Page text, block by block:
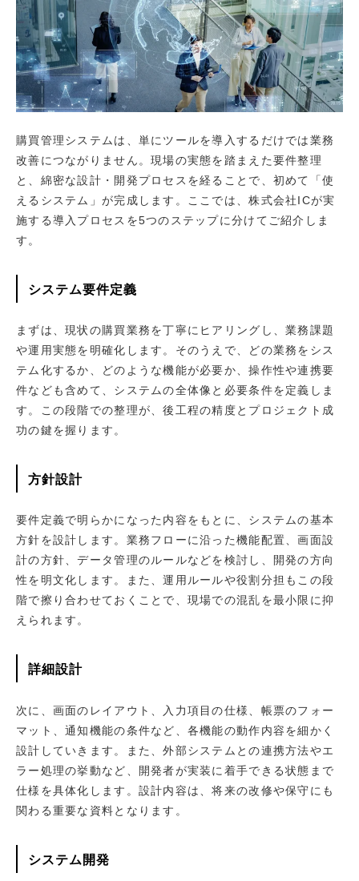
購買管理システムは、単にツールを導入するだけでは業務
改善につながりません。現場の実態を踏まえた要件整理
と、綿密な設計・開発プロセスを経ることで、初めて「使
えるシステム」が完成します。ここでは、株式会社ICが実
施する導入プロセスを5つのステップに分けてご紹介しま
す。
システム要件定義
まずは、現状の購買業務を丁寧にヒアリングし、業務課題
や運用実態を明確化します。そのうえで、どの業務をシス
テム化するか、どのような機能が必要か、操作性や連携要
件なども含めて、システムの全体像と必要条件を定義しま
す。この段階での整理が、後工程の精度とプロジェクト成
功の鍵を握ります。
方針設計
要件定義で明らかになった内容をもとに、システムの基本
方針を設計します。業務フローに沿った機能配置、画面設
計の方針、データ管理のルールなどを検討し、開発の方向
性を明文化します。また、運用ルールや役割分担もこの段
階で擦り合わせておくことで、現場での混乱を最小限に抑
えられます。
詳細設計
次に、画面のレイアウト、入力項目の仕様、帳票のフォー
マット、通知機能の条件など、各機能の動作内容を細かく
設計していきます。また、外部システムとの連携方法やエ
ラー処理の挙動など、開発者が実装に着手できる状態まで
仕様を具体化します。設計内容は、将来の改修や保守にも
関わる重要な資料となります。
システム開発